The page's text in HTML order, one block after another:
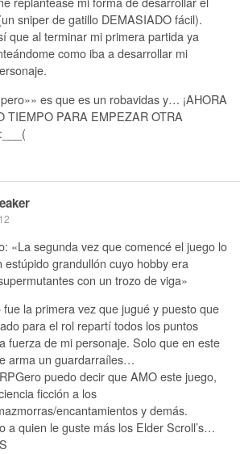
sniper de gatillo DEMASIADO fácil).
que al terminar mi primera partida ya
como iba a desarrollar mi
es que es un robavidas y… ¡AHORA
TIEMPO PARA EMPEZAR OTRA
«La segunda vez que comencé el juego lo
estúpido grandullón cuyo hobby era
con un trozo de viga»
fue la primera vez que jugué y puesto que
para el rol repartí todos los puntos
fuerza de mi personaje. Solo que en este
arma un guardarraíles…
puedo decir que AMO este juego,
ficción a los
encantamientos y demás.
a quien le guste más los Elder Scroll’s…